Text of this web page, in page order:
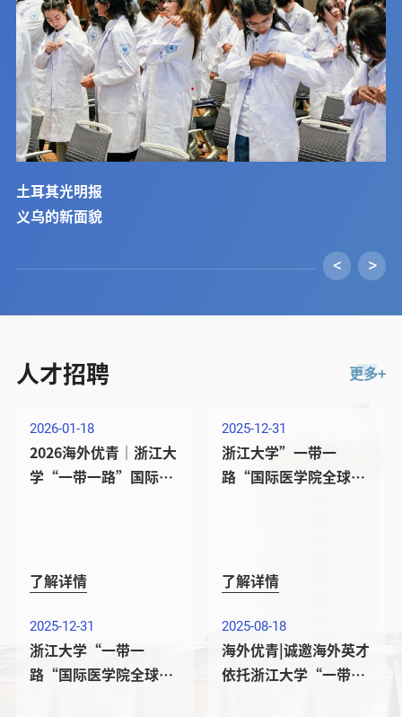
<
土耳其光明报
义乌的新面貌
>
人才招聘 更多+
2026-01-18
2026海外优青｜浙江大
学“一带一路”国际医
了解详情
2025-12-31
浙江大学”一带一
路“国际医学院全球招
了解详情
2025-12-31
浙江大学“一带一
路“国际医学院全球招
2025-08-18
海外优青|诚邀海外英才
依托浙江大学“一带一